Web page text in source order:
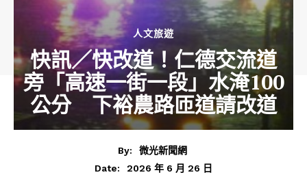
人文旅遊
快訊／快改道！仁德交流道
旁「高速一街一段」水淹100
公分 下裕農路匝道請改道
By:
微光新聞網
Date:
2026 年 6 月 26 日